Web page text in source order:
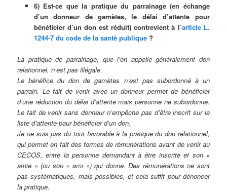
6) Est-ce que la pratique du parrainage (en échange
d’un donneur de gamètes, le délai d’attente pour
bénéficier d’un don est réduit) contrevient à l’article L.
1244-7 du code de la santé publique?
La pratique de parrainage, que l’on appelle généralement don
relationnel, n’est pas illégale.
Le bénéfice du don de gamètes n’est pas subordonné à un
parrain. Le fait de venir avec un donneur permet de bénéficier
d’une réduction du délai d’attente mais personne ne subordonne.
Le fait de venir sans donneur n’empêche pas d’être inscrit sur la
liste d’attente pour bénéficier d’un don.
Je ne suis pas du tout favorable à la pratique du don relationnel,
qui permet en fait des formes de rémunérations avant de venir au
CECOS, entre la personne demandant à être inscrite et son «
amie » (ou son « ami ») qui donne. Des rémunérations ne sont
pas systématiques, mais possibles, et cela suffit pour dénoncer
la pratique.